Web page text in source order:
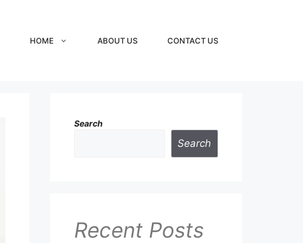
HOME ABOUT US CONTACT US
Search
Search
Recent Posts